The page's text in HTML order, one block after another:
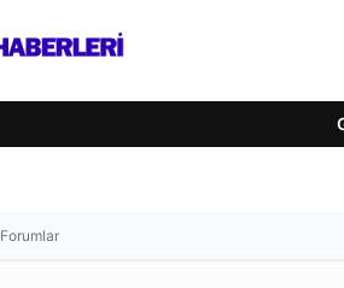
Forumlar